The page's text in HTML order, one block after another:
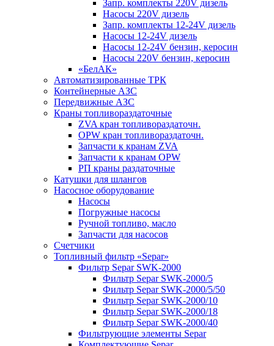
Запр. комплекты 220V дизель
Насосы 220V дизель
Запр. комплекты 12-24V дизель
Насосы 12-24V дизель
Насосы 12-24V бензин, керосин
Насосы 220V бензин, керосин
«БелАК»
Автоматизированные ТРК
Контейнерные АЗС
Передвижные АЗС
Краны топливораздаточные
ZVA кран топливораздаточн.
OPW кран топливораздаточн.
Запчасти к кранам ZVA
Запчасти к кранам OPW
РП краны раздаточные
Катушки для шлангов
Насосное оборудование
Насосы
Погружные насосы
Ручной топливо, масло
Запчасти для насосов
Счетчики
Топливный фильтр «Separ»
Фильтр Separ SWK-2000
Фильтр Separ SWK-2000/5
Фильтр Separ SWK-2000/5/50
Фильтр Separ SWK-2000/10
Фильтр Separ SWK-2000/18
Фильтр Separ SWK-2000/40
Фильтрующие элементы Separ